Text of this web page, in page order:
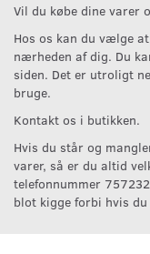
Vil du købe dine varer
Hos os kan du vælge
nærheden af dig. Du
siden. Det er utroligt
bruge.
Kontakt os i butikken.
Hvis du står og
varer, så er du altid
telefonnummer
blot kigge forbi hvis